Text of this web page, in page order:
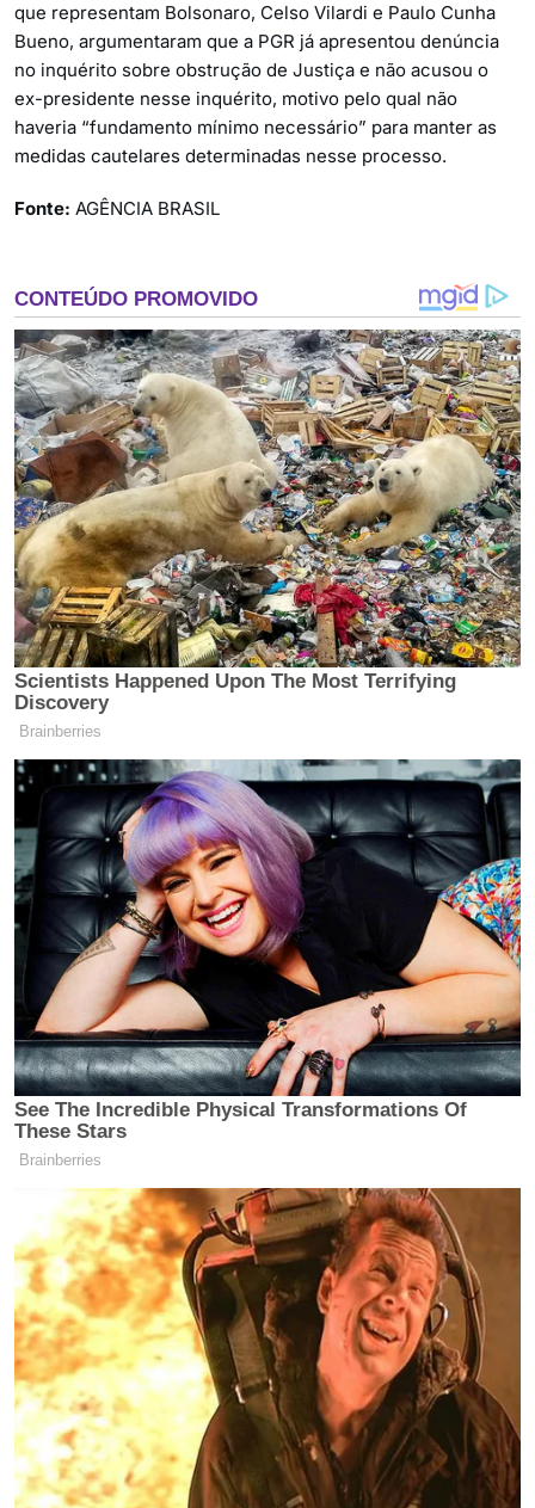
que representam Bolsonaro, Celso Vilardi e Paulo Cunha
Bueno, argumentaram que a PGR já apresentou denúncia
no inquérito sobre obstrução de Justiça e não acusou o
ex-presidente nesse inquérito, motivo pelo qual não
haveria “fundamento mínimo necessário” para manter as
medidas cautelares determinadas nesse processo.
Fonte: AGÊNCIA BRASIL